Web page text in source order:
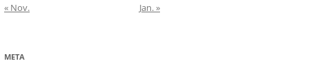
« Nov.
Jan. »
META